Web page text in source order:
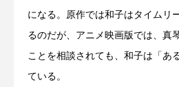
になる。原作では和子はタイムリ
るのだが、アニメ映画版では、真
ことを相談されても、和子は「あ
ている。